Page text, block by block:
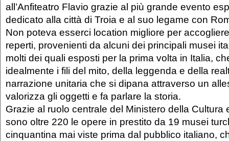
all’Anfiteatro Flavio grazie al più grande evento
dedicato alla città di Troia e al suo legame con
Non poteva esserci location migliore per
reperti, provenienti da alcuni dei principali musei
molti dei quali esposti per la prima volta in Italia,
idealmente i fili del mito, della leggenda e della
narrazione unitaria che si dipana attraverso un
valorizza gli oggetti e fa parlare la storia.
Grazie al ruolo centrale del Ministero della Cultura
sono oltre 220 le opere in prestito da 19 musei
cinquantina mai viste prima dal pubblico italiano,